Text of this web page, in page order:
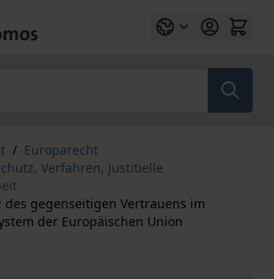
/ Europarecht
Verfahren, Justitielle
des gegenseitigen Vertrauens im
der Europäischen Union